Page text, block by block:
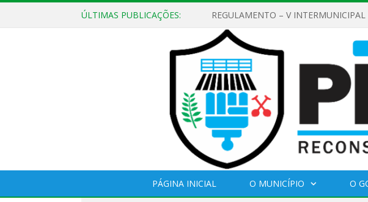
ÚLTIMAS PUBLICAÇÕES:
PÁGINA INICIAL O MUNICÍPIO O